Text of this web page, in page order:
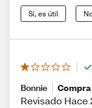
Sí, es útil
Bonnie
Revisado Hace